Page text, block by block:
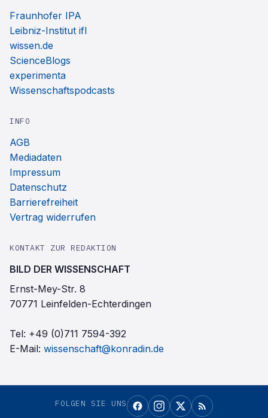
Fraunhofer IPA
Leibniz-Institut ifl
wissen.de
ScienceBlogs
experimenta
Wissenschaftspodcasts
INFO
AGB
Mediadaten
Impressum
Datenschutz
Barrierefreiheit
Vertrag widerrufen
KONTAKT ZUR REDAKTION
BILD DER WISSENSCHAFT
Ernst-Mey-Str. 8
70771 Leinfelden-Echterdingen
Tel: +49 (0)711 7594-392
E-Mail: wissenschaft@konradin.de
FOLGEN SIE UNS